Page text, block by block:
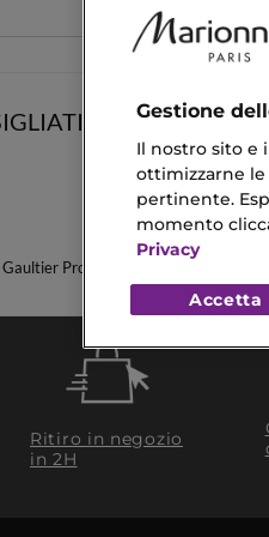
PER TE
Profumo Donna
Ritiro in negozio
in 2H
Gestione
Il nostro sito e
ottimizzarne
pertinente.
momento
Privacy